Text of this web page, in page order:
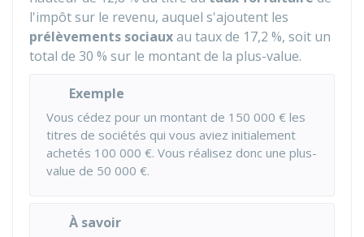
l'impôt sur le revenu, auquel s'ajoutent les
prélèvements sociauxau taux de 17,2 %, soit un
total de 30 % sur le montant de la plus-value.
Exemple
Vous cédez pour un montant de 150 000 € les
titres de sociétés qui vous aviez initialement
achetés 100 000 €. Vous réalisez donc une plus-
value de 50 000 €.
À savoir